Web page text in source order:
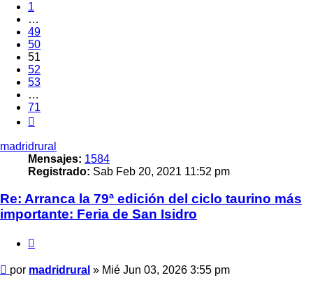
1
…
49
50
51
52
53
…
71
madridrural
Mensajes: 1584
Registrado: Sab Feb 20, 2021 11:52 pm
Re: Arranca la 79ª edición del ciclo taurino más
importante: Feria de San Isidro
Mensaje
por madridrural » Mié Jun 03, 2026 3:55 pm